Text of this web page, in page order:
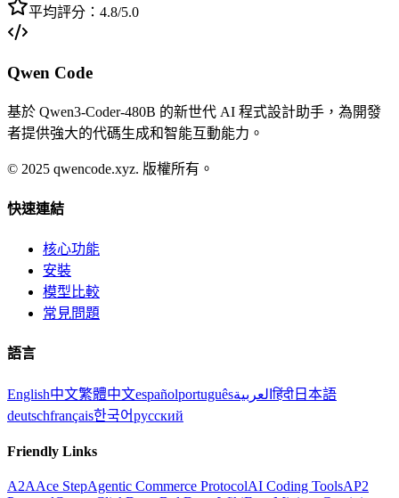
平均評分：4.8/5.0
Qwen Code
基於 Qwen3-Coder-480B 的新世代 AI 程式設計助手，為開發
者提供強大的代碼生成和智能互動能力。
© 2025 qwencode.xyz. 版權所有。
快速連結
核心功能
安裝
模型比較
常見問題
語言
English中文繁體中文españolportuguêsالعربيةहिंदी 日本語
deutschfrançais한국어русский
Friendly Links
A2AAce StepAgentic Commerce ProtocolAI Coding ToolsAP2